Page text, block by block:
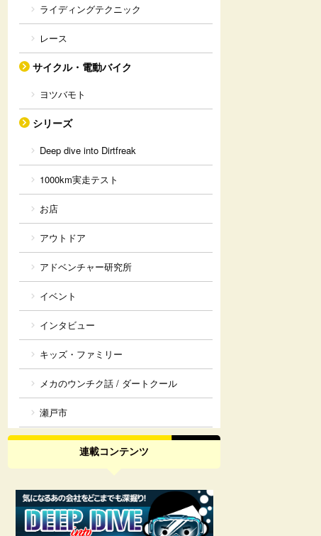
ライディングテクニック
レース
サイクル・電動バイク
ヨツバモト
シリーズ
Deep dive into Dirtfreak
1000km実走テスト
お店
アウトドア
アドベンチャー研究所
イベント
インタビュー
キッズ・ファミリー
メカのウンチク話 / ダートクール
瀬戸市
連載コンテンツ